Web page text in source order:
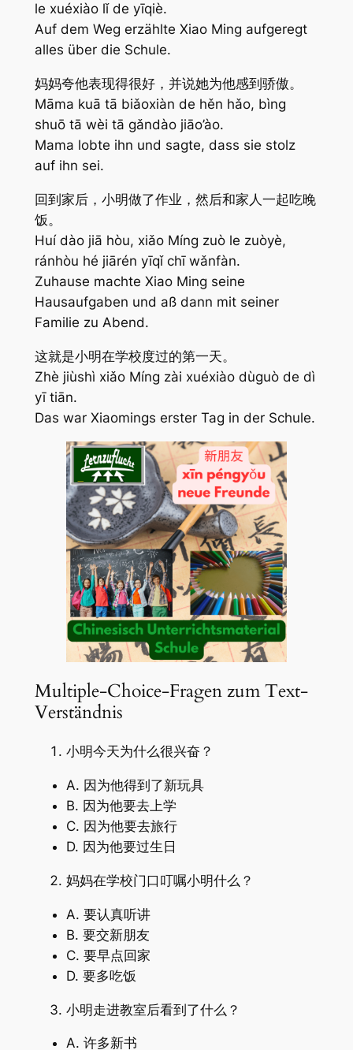
le xuéxiào lǐ de yīqiè.
Auf dem Weg erzählte Xiao Ming aufgeregt
alles über die Schule.
妈妈夸他表现得很好，并说她为他感到骄傲。
Māma kuā tā biǎoxiàn de hěn hǎo, bìng
shuō tā wèi tā gǎndào jiāo’ào.
Mama lobte ihn und sagte, dass sie stolz
auf ihn sei.
回到家后，小明做了作业，然后和家人一起吃晚
饭。
Huí dào jiā hòu, xiǎo Míng zuò le zuòyè,
ránhòu hé jiārén yīqǐ chī wǎnfàn.
Zuhause machte Xiao Ming seine
Hausaufgaben und aß dann mit seiner
Familie zu Abend.
这就是小明在学校度过的第一天。
Zhè jiùshì xiǎo Míng zài xuéxiào dùguò de dì
yī tiān.
Das war Xiaomings erster Tag in der Schule.
Multiple-Choice-Fragen zum Text-
Verständnis
小明今天为什么很兴奋？
A. 因为他得到了新玩具
B. 因为他要去上学
C. 因为他要去旅行
D. 因为他要过生日
妈妈在学校门口叮嘱小明什么？
A. 要认真听讲
B. 要交新朋友
C. 要早点回家
D. 要多吃饭
小明走进教室后看到了什么？
A. 许多新书